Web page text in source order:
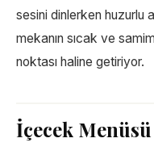
sesini dinlerken huzurlu
mekanın sıcak ve
noktası haline getiriyor.
İçecek